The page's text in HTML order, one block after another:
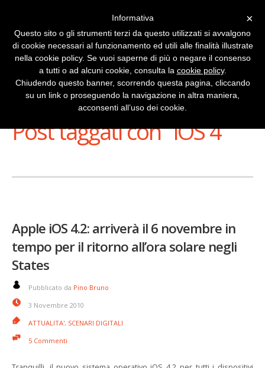
Stai Visualizzando
Post taggati con ‘ iOS 4 ’
Apple iOS 4.2: arriverà il 6 novembre in
tempo per il ritorno all’ora solare negli
States
Pubblicato da Pino Bruno
3 Novembre 2010
ATTUALITA', SCENARI DIGITALI
5 Commenti
×
Informativa
Questo sito o gli strumenti terzi da questo utilizzati si avvalgono
di cookie necessari al funzionamento ed utili alle finalità illustrate
nella cookie policy. Se vuoi saperne di più o negare il consenso
a tutti o ad alcuni cookie, consulta la cookie policy.
Chiudendo questo banner, scorrendo questa pagina, cliccando
su un link o proseguendo la navigazione in altra maniera,
acconsenti all’uso dei cookie.